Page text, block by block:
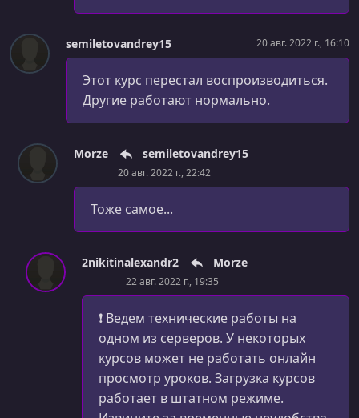
УРОК 46. 00:11:35
Stack и Queue (стек и очередь)
Многомерные массивы
УРОК 48.
Зубчатые массивы
УРОК 50.
Создаём свой первый класс
Модификаторы доступа
00:06:04
Проблемы с публичным доступом
semiletovandrey15 20 авг. 2022 г., 16:10
Этот курс перестал воспроизводиться.
Другие работают нормально.
Morze semiletovandrey15
20 авг. 2022 г., 22:42
Тоже самое...
2nikitinalexandr2 Morze
22 авг. 2022 г., 19:35
❗ Ведем технические работы на
одном из серверов. У некоторых
курсов может не работать онлайн
просмотр уроков. Загрузка курсов
работает в штатном режиме.